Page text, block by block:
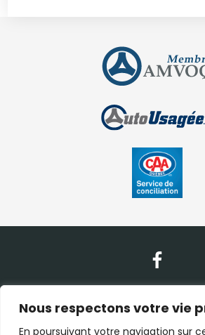
Nous respectons votre vie
En poursuivant votre navigation sur
Nous contacter